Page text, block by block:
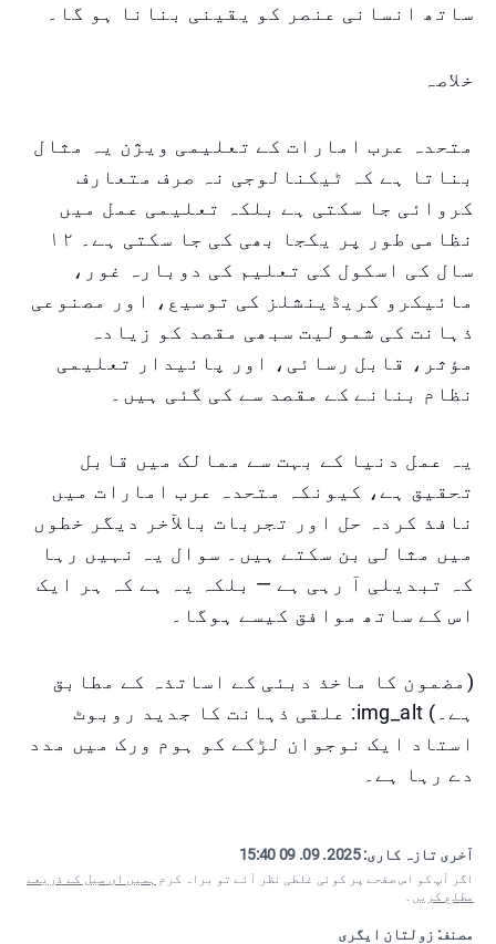
ساتھ انسانی عنصر کو یقینی بنانا ہو گا۔
خلاصہ
متحدہ عرب امارات کے تعلیمی ویژن یہ مثال
بناتا ہے کہ ٹیکنالوجی نہ صرف متعارف
کروائی جا سکتی ہے بلکہ تعلیمی عمل میں
نظامی طور پر یکجا بھی کی جا سکتی ہے۔ ۱۲
سال کی اسکول کی تعلیم کی دوبارہ غور،
مائیکرو کریڈینشلز کی توسیع، اور مصنوعی
ذہانت کی شمولیت سبھی مقصد کو زیادہ
مؤثر، قابل رسائی، اور پائیدار تعلیمی
نظام بنانے کے مقصد سے کی گئی ہیں۔
یہ عمل دنیا کے بہت سے ممالک میں قابل
تحقیق ہے، کیونکہ متحدہ عرب امارات میں
نافذ کردہ حل اور تجربات بالآخر دیگر خطوں
میں مثالی بن سکتے ہیں۔ سوال یہ نہیں رہا
کہ تبدیلی آ رہی ہے — بلکہ یہ ہے کہ ہر ایک
اس کے ساتھ موافق کیسے ہوگا۔
(مضمون کا ماخذ دبئی کے اساتذہ کے مطابق
ہے۔) img_alt: علقی ذہانت کا جدید روبوٹ
استاد ایک نوجوان لڑکے کو ہوم ورک میں مدد
دے رہا ہے۔
آخری تازہ کاری:2025. 09. 09 15:40
اگر آپ کو اس صفحے پر کوئی غلطی نظر آئے تو براہ کرم ہمیں ای میل کے ذریعے
مطلع کریں ۔
مصنف: زولتان ایگری